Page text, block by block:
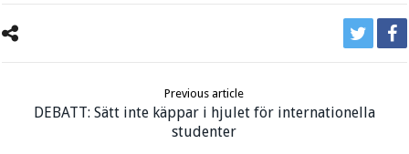
Previous article
DEBATT: Sätt inte käppar i hjulet för internationella
studenter